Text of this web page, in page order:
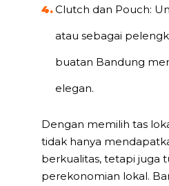
Clutch dan Pouch:
atau sebagai
buatan Bandung
elegan.
Dengan memilih tas
tidak hanya
berkualitas, tetapi juga
perekonomian lokal.